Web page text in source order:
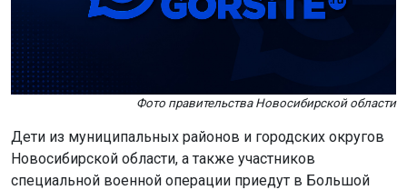
Фото правительства Новосибирской области
Дети из муниципальных районов и городских округов
Новосибирской области, а также участников
специальной военной операции приедут в Большой